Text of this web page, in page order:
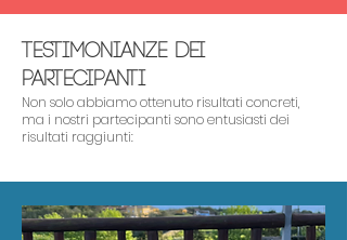
Testimonianze dei
Partecipanti
Non solo abbiamo ottenuto risultati concreti,
ma i nostri partecipanti sono entusiasti dei
risultati raggiunti: